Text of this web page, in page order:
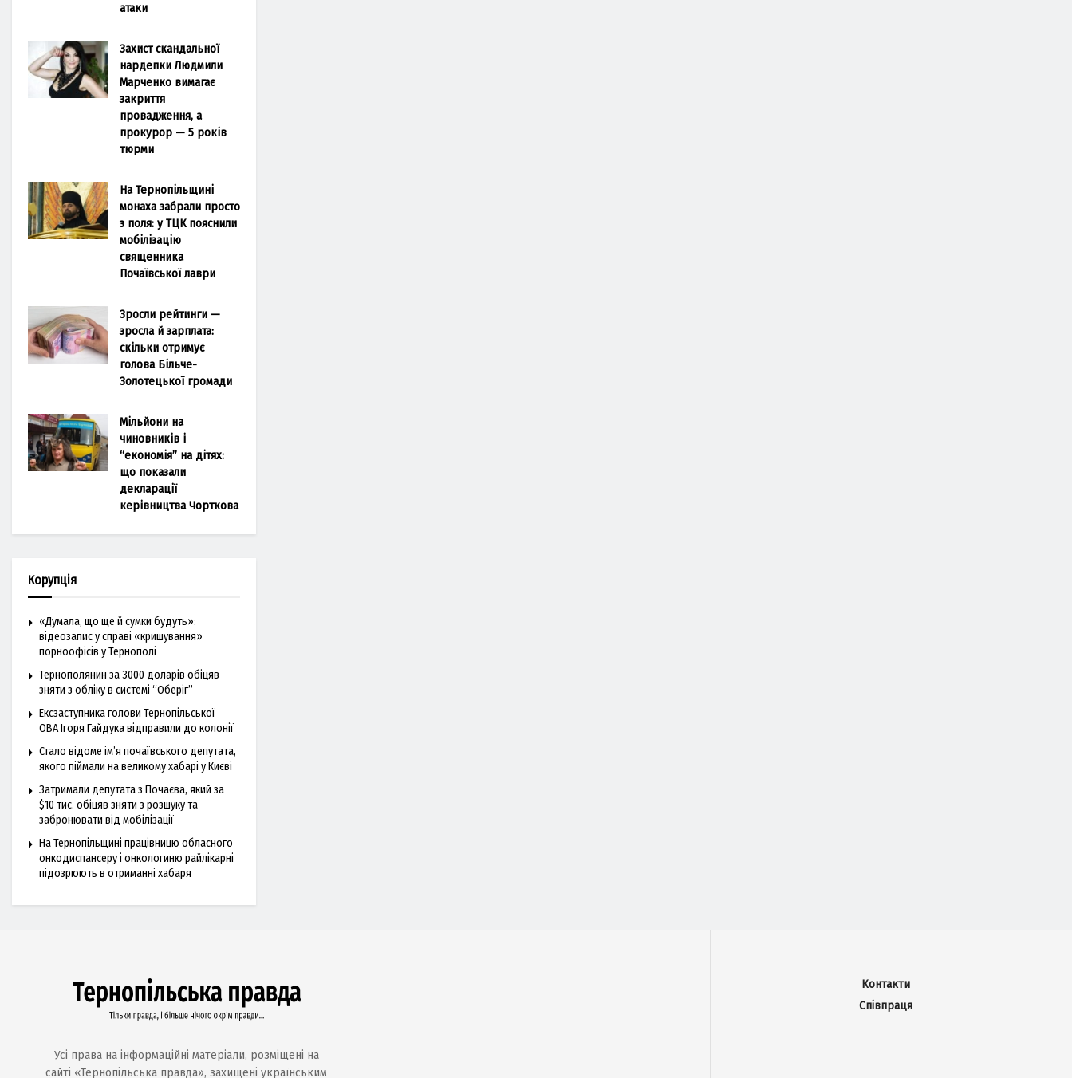
атаки
Захист скандальної
нардепки Людмили
Марченко вимагає
закриття
провадження, а
прокурор — 5 років
тюрми
На Тернопільщині
монаха забрали просто
з поля: у ТЦК пояснили
мобілізацію
священника
Почаївської лаври
Зросли рейтинги —
зросла й зарплата:
скільки отримує
голова Більче-
Золотецької громади
Мільйони на
чиновників і
“економія” на дітях:
що показали
декларації
керівництва Чорткова
Корупція
«Думала, що ще й сумки будуть»:
відеозапис у справі «кришування»
порноофісів у Тернополі
Тернополянин за 3000 доларів обіцяв
зняти з обліку в системі “Оберіг”
Ексзаступника голови Тернопільської
ОВА Ігоря Гайдука відправили до колонії
Стало відоме ім’я почаївського депутата,
якого піймали на великому хабарі у Києві
Затримали депутата з Почаєва, який за
$10 тис. обіцяв зняти з розшуку та
забронювати від мобілізації
На Тернопільщині працівницю обласного
онкодиспансеру і онкологиню райлікарні
підозрюють в отриманні хабаря
Усі права на інформаційні матеріали, розміщені на
сайті «Тернопільська правда», захищені українським
Контакти
Співпраця